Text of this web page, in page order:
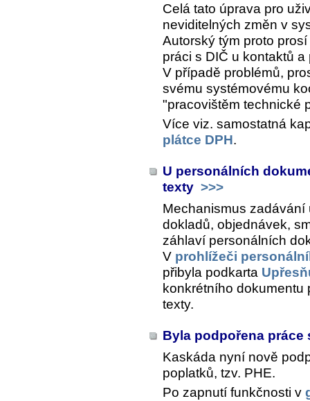
Celá tato úprava pro
neviditelných změn v
Autorský tým proto
práci s DIČ u kontaktů
V případě problémů,
svému systémovému
"pracovištěm technické
Více viz. samostatná
plátce DPH.
U personálních
texty >>>
Mechanismus
dokladů, objednávek,
záhlaví personálních
V prohlížeči
přibyla podkarta
konkrétního
texty.
Byla podpořena práce
Kaskáda nyní nově
poplatků, tzv. PHE.
Po zapnutí funkčnosti v